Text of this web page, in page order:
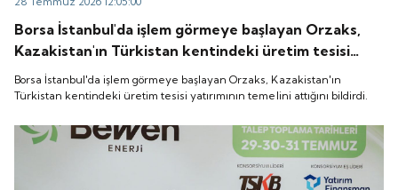
Borsa İstanbul'da işlem görmeye başlayan Orzaks,
Kazakistan'ın Türkistan kentindeki üretim tesisi
yatırımının temelini attığını bildirdi.
Borsa İstanbul'da işlem görmeye başlayan Orzaks, Kazakistan'ın
Türkistan kentindeki üretim tesisi yatırımının temelini attığını bildirdi.